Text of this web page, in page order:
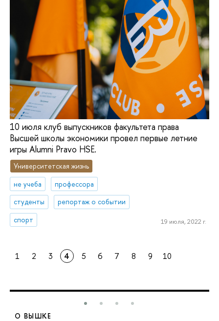
10 июля клуб выпускников факультета права
Высшей школы экономики провел первые летние
игры Alumni Pravo HSE.
Университетская жизнь
не учеба
профессора
студенты
репортаж о событии
спорт
19 июля, 2022 г.
1 2 3 4 5 6 7 8 9 10
О ВЫШКЕ